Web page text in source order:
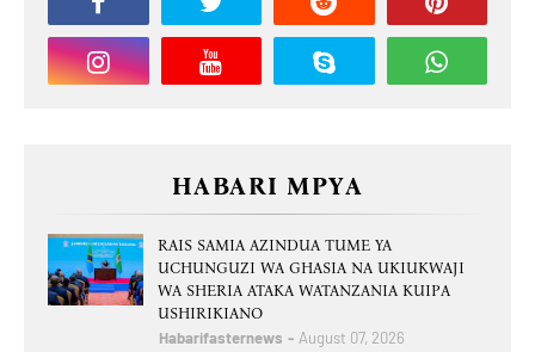
HABARI MPYA
RAIS SAMIA AZINDUA TUME YA
UCHUNGUZI WA GHASIA NA UKIUKWAJI
WA SHERIA ATAKA WATANZANIA KUIPA
USHIRIKIANO
Habarifasternews August 07, 2026